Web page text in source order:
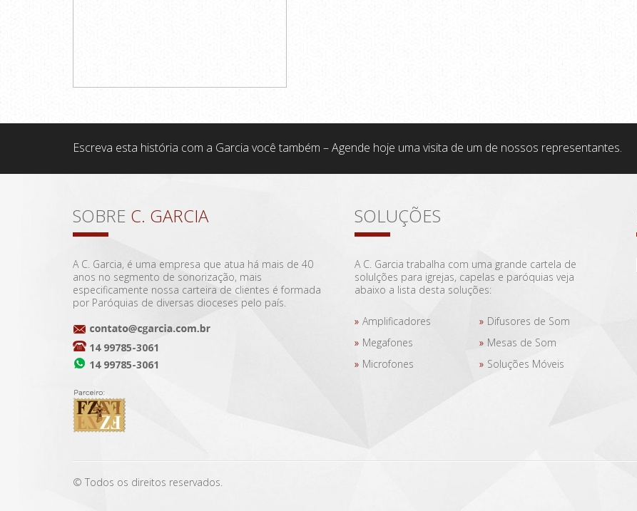
Escreva esta história com a Garcia você também – Agende hoje uma visita de um de nossos representantes.
SOBRE C. GARCIA
A C. Garcia, é uma empresa que atua há mais de 40
anos no segmento de sonorização, mais
especificamente nossa carteira de clientes é formada
por Paróquias de diversas dioceses pelo país.
14 99785-3061
14 99785-3061
SOLUÇÕES
A C. Garcia trabalha com uma grande cartela de
solulções para igrejas, capelas e paróquias veja
abaixo a lista desta soluções:
Amplificadores
Difusores de Som
Megafones
Mesas de Som
Microfones
Soluções Móveis
© Todos os direitos reservados.